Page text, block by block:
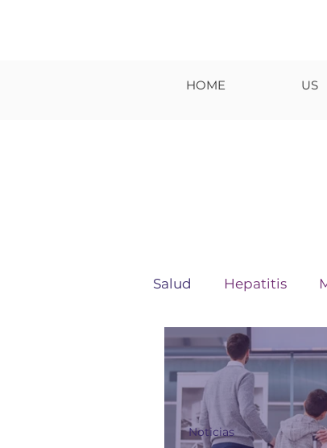
HOME US
Salud Hepatitis
Respirar es Vital
Noticias